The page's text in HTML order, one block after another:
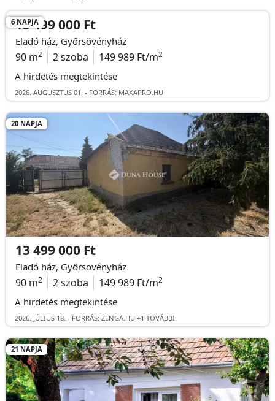
13 499 000 Ft
Eladó ház, Győrsövényház
90 m2 2 szoba 149 989 Ft/m2
A hirdetés megtekintése
2026. AUGUSZTUS 01. - FORRÁS: MAXAPRO.HU
6 NAPJA
13 499 000 Ft
Eladó ház, Győrsövényház
90 m2 2 szoba 149 989 Ft/m2
A hirdetés megtekintése
2026. JÚLIUS 18. - FORRÁS: ZENGA.HU +1 TOVÁBBI
20 NAPJA
21 NAPJA